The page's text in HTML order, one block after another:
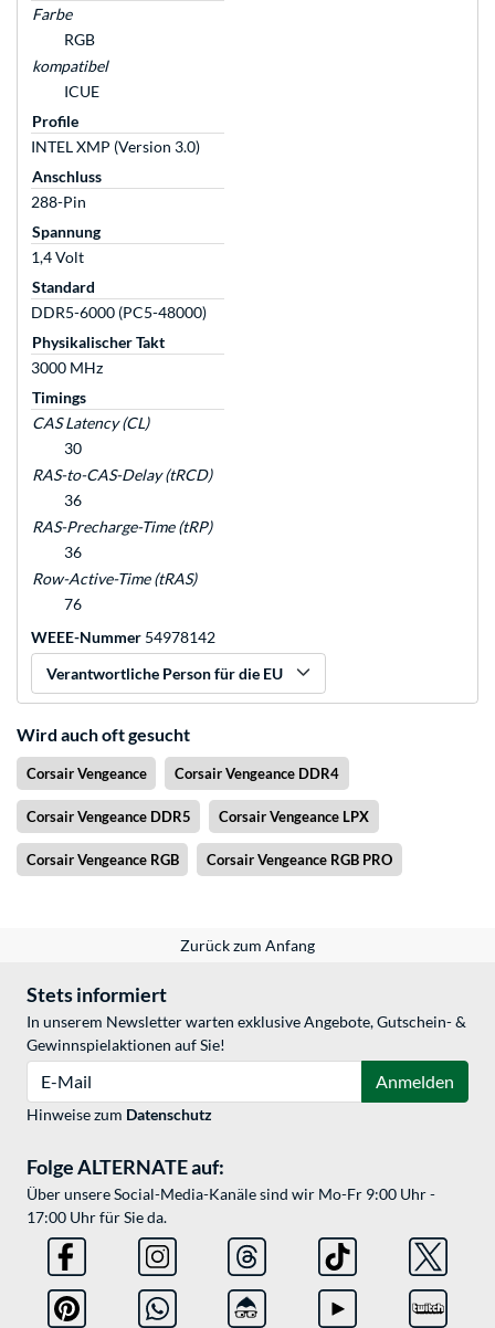
Farbe
RGB
kompatibel
ICUE
Profile
INTEL XMP (Version 3.0)
Anschluss
288-Pin
Spannung
1,4 Volt
Standard
DDR5-6000 (PC5-48000)
Physikalischer Takt
3000 MHz
Timings
CAS Latency (CL)
30
RAS-to-CAS-Delay (tRCD)
36
RAS-Precharge-Time (tRP)
36
Row-Active-Time (tRAS)
76
WEEE-Nummer 54978142
Verantwortliche Person für die EU
Wird auch oft gesucht
Corsair Vengeance Corsair Vengeance DDR4
Corsair Vengeance DDR5 Corsair Vengeance LPX
Corsair Vengeance RGB Corsair Vengeance RGB PRO
Zurück zum Anfang
Stets informiert
In unserem Newsletter warten exklusive Angebote, Gutschein- &
Gewinnspielaktionen auf Sie!
Anmelden
Hinweise zum Datenschutz
Folge ALTERNATE auf:
Über unsere Social-Media-Kanäle sind wir Mo-Fr 9:00 Uhr -
17:00 Uhr für Sie da.